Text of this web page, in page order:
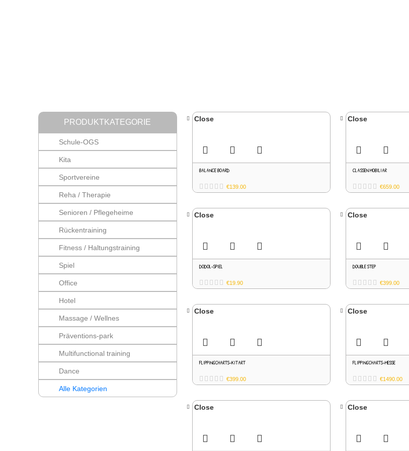
PRODUKTKATEGORIE
Schule-OGS
Kita
Sportvereine
Reha / Therapie
Senioren / Pflegeheime
Rückentraining
Fitness / Haltungstraining
Spiel
Office
Hotel
Massage / Wellnes
Präventions-park
Multifunctional training
Dance
Alle Kategorien
Close
BALANCE BOARD
€139.00
Close
CLASSEN MOBILIAR
€659.00
Close
DODOL-SPIEL
€19.90
Close
DOUBLE STEP
€399.00
Close
FLIPPINGCHARTS-KITART
€399.00
Close
FLIPPINGCHARTS-MESSE
€1490.00
Close Close